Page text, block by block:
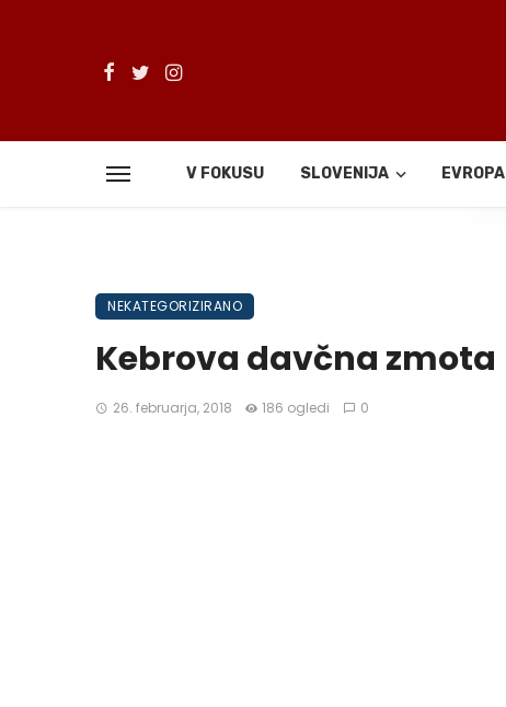
V FOKUSU SLOVENIJA EVROPA
Deli
NEKATEGORIZIRANO
Kebrova davčna zmota
26. februarja, 2018 186 ogledi 0